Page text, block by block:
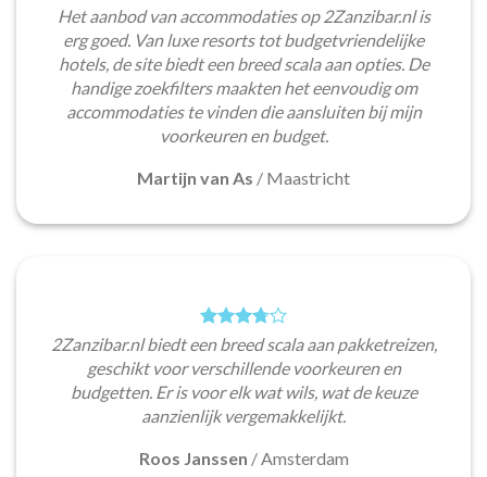
Het aanbod van accommodaties op 2Zanzibar.nl is
erg goed. Van luxe resorts tot budgetvriendelijke
hotels, de site biedt een breed scala aan opties. De
handige zoekfilters maakten het eenvoudig om
accommodaties te vinden die aansluiten bij mijn
voorkeuren en budget.
Martijn van As / Maastricht
2Zanzibar.nl biedt een breed scala aan pakketreizen,
geschikt voor verschillende voorkeuren en
budgetten. Er is voor elk wat wils, wat de keuze
aanzienlijk vergemakkelijkt.
Roos Janssen /Amsterdam